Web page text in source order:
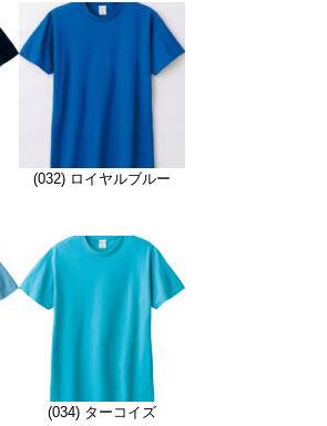
(032) ロイヤルブルー
(034) ターコイズ